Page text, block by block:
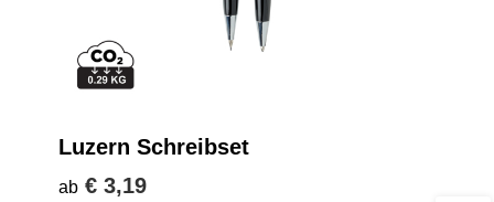
Luzern Schreibset
ab € 3,19